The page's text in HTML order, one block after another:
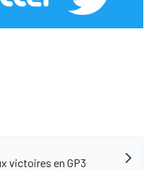
victoires en GP3